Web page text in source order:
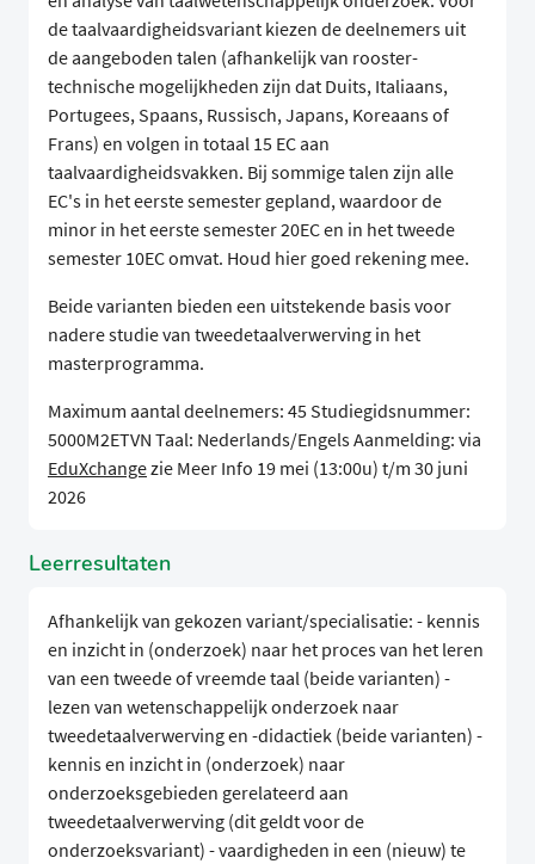
de taalvaardigheidsvariant kiezen de deelnemers uit
de aangeboden talen (afhankelijk van rooster-
technische mogelijkheden zijn dat Duits, Italiaans,
Portugees, Spaans, Russisch, Japans, Koreaans of
Frans) en volgen in totaal 15 EC aan
taalvaardigheidsvakken. Bij sommige talen zijn alle
EC's in het eerste semester gepland, waardoor de
minor in het eerste semester 20EC en in het tweede
semester 10EC omvat. Houd hier goed rekening mee.
Beide varianten bieden een uitstekende basis voor
nadere studie van tweedetaalverwerving in het
masterprogramma.
Maximum aantal deelnemers: 45 Studiegidsnummer:
5000M2ETVN Taal: Nederlands/Engels Aanmelding: via
EduXchangezie Meer Info 19 mei (13:00u) t/m 30 juni
2026
Leerresultaten
Afhankelijk van gekozen variant/specialisatie: - kennis
en inzicht in (onderzoek) naar het proces van het leren
van een tweede of vreemde taal (beide varianten) -
lezen van wetenschappelijk onderzoek naar
tweedetaalverwerving en -didactiek (beide varianten) -
kennis en inzicht in (onderzoek) naar
onderzoeksgebieden gerelateerd aan
tweedetaalverwerving (dit geldt voor de
onderzoeksvariant) - vaardigheden in een (nieuw) te